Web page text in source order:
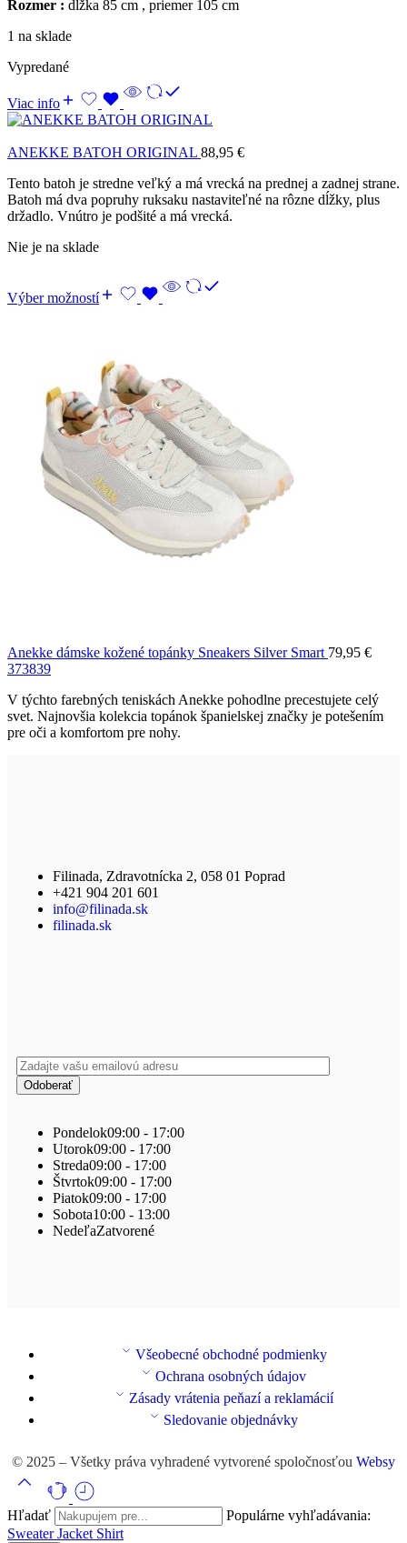
Rozmer : dĺžka 85 cm , priemer 105 cm
1 na sklade
Vypredané
Viac info
ANEKKE BATOH ORIGINAL 88,95 €
Tento batoh je stredne veľký a má vrecká na prednej a zadnej strane.
Batoh má dva popruhy ruksaku nastaviteľné na rôzne dĺžky, plus
držadlo. Vnútro je podšité a má vrecká.
Nie je na sklade
Výber možností
Anekke dámske kožené topánky Sneakers Silver Smart 79,95 €
373839
V týchto farebných teniskách Anekke pohodlne precestujete celý
svet. Najnovšia kolekcia topánok španielskej značky je potešením
pre oči a komfortom pre nohy.
Filinada, Zdravotnícka 2, 058 01 Poprad
+421 904 201 601
info@filinada.sk
filinada.sk
Pondelok09:00 - 17:00
Utorok09:00 - 17:00
Streda09:00 - 17:00
Štvrtok09:00 - 17:00
Piatok09:00 - 17:00
Sobota10:00 - 13:00
NedeľaZatvorené
Všeobecné obchodné podmienky
Ochrana osobných údajov
Zásady vrátenia peňazí a reklamácií
Sledovanie objednávky
© 2025 – Všetky práva vyhradené vytvorené spoločnosťou Websy
Hľadať
Populárne vyhľadávania:
SweaterJacket Shirt